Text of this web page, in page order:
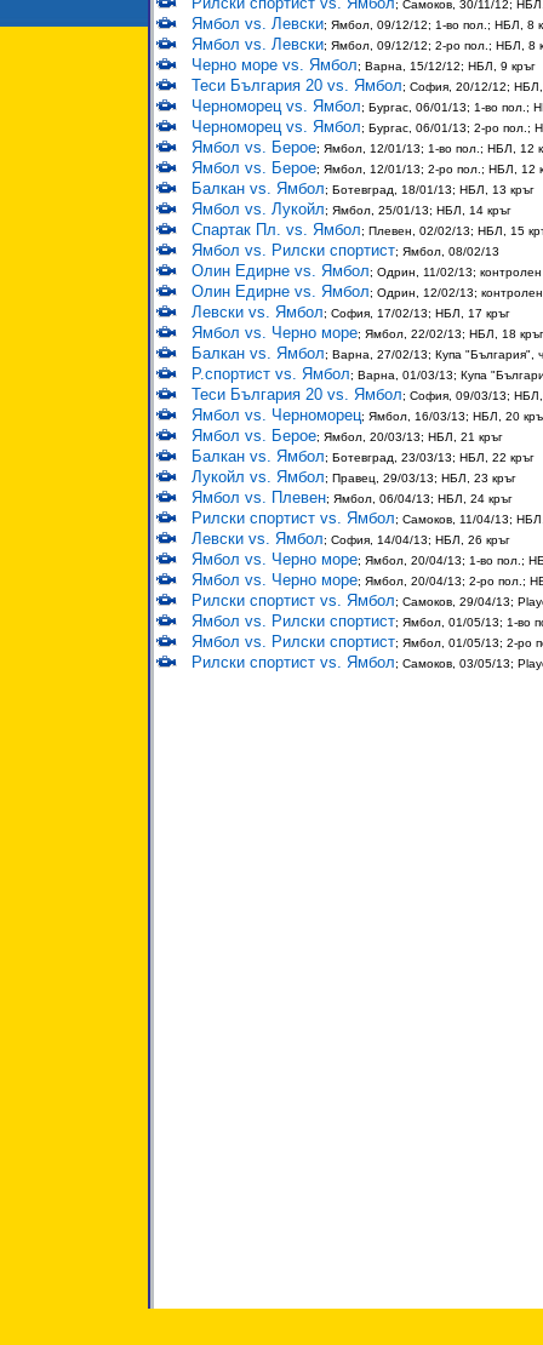
; Самоков, 30/11/12;
Ямбол vs. Левски; Ямбол, 09/12/12; 1-во пол.; НБЛ, 8
Ямбол vs. Левски; Ямбол, 09/12/12; 2-ро пол.; НБЛ, 8
Черно море vs. Ямбол; Варна, 15/12/12; НБЛ, 9 кръг
Теси България 20 vs. Ямбол; София, 20/12/12; НБЛ,
Черноморец vs. Ямбол; Бургас, 06/01/13; 1-во пол.;
Черноморец vs. Ямбол; Бургас, 06/01/13; 2-ро пол.;
Ямбол vs. Берое; Ямбол, 12/01/13; 1-во пол.; НБЛ, 12
Ямбол vs. Берое; Ямбол, 12/01/13; 2-ро пол.; НБЛ, 12
Балкан vs. Ямбол; Ботевград, 18/01/13; НБЛ, 13 кръг
Ямбол vs. Лукойл; Ямбол, 25/01/13; НБЛ, 14 кръг
Спартак Пл. vs. Ямбол; Плевен, 02/02/13; НБЛ, 15
Ямбол vs. Рилски спортист; Ямбол, 08/02/13
Олин Едирне vs. Ямбол; Одрин, 11/02/13;
Олин Едирне vs. Ямбол; Одрин, 12/02/13;
Левски vs. Ямбол; София, 17/02/13; НБЛ, 17 кръг
Ямбол vs. Черно море; Ямбол, 22/02/13; НБЛ, 18 кръг
Балкан vs. Ямбол; Варна, 27/02/13; Купа "България",
Р.спортист vs. Ямбол; Варна, 01/03/13; Купа
Теси България 20 vs. Ямбол; София, 09/03/13; НБЛ,
Ямбол vs. Черноморец; Ямбол, 16/03/13; НБЛ, 20
Ямбол vs. Берое; Ямбол, 20/03/13; НБЛ, 21 кръг
Балкан vs. Ямбол; Ботевград, 23/03/13; НБЛ, 22 кръг
Лукойл vs. Ямбол; Правец, 29/03/13; НБЛ, 23 кръг
Ямбол vs. Плевен; Ямбол, 06/04/13; НБЛ, 24 кръг
Рилски спортист vs. Ямбол; Самоков, 11/04/13;
Левски vs. Ямбол; София, 14/04/13; НБЛ, 26 кръг
Ямбол vs. Черно море; Ямбол, 20/04/13; 1-во пол.;
Ямбол vs. Черно море; Ямбол, 20/04/13; 2-ро пол.;
Рилски спортист vs. Ямбол; Самоков, 29/04/13;
Ямбол vs. Рилски спортист; Ямбол, 01/05/13; 1-во
Ямбол vs. Рилски спортист; Ямбол, 01/05/13; 2-ро
Рилски спортист vs. Ямбол; Самоков, 03/05/13;